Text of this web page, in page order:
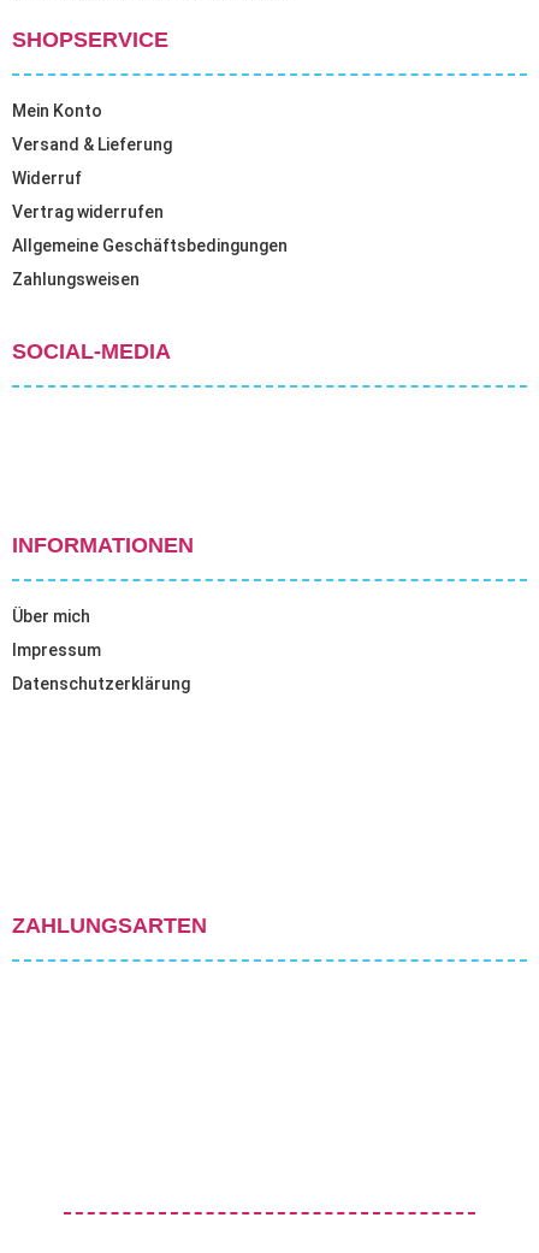
SHOPSERVICE
Mein Konto
Versand & Lieferung
Widerruf
Vertrag widerrufen
Allgemeine Geschäftsbedingungen
Zahlungsweisen
SOCIAL-MEDIA
INFORMATIONEN
Über mich
Impressum
Datenschutzerklärung
ZAHLUNGSARTEN